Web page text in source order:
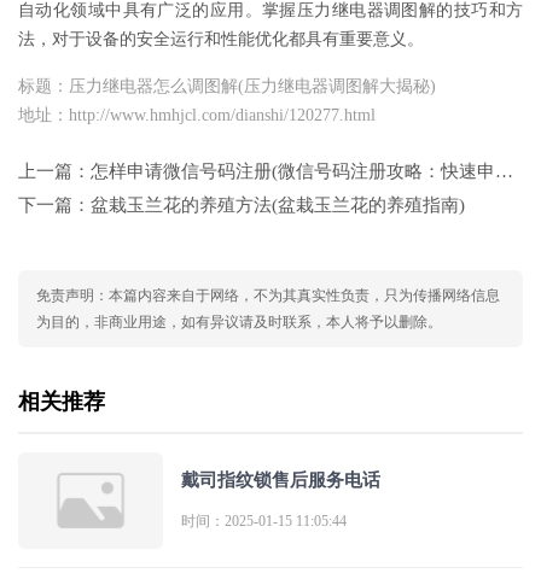
自动化领域中具有广泛的应用。掌握压力继电器调图解的技巧和方
法，对于设备的安全运行和性能优化都具有重要意义。
标题：压力继电器怎么调图解(压力继电器调图解大揭秘)
地址：http://www.hmhjcl.com/dianshi/120277.html
上一篇： 怎样申请微信号码注册(微信号码注册攻略：快速申请流程解析)
下一篇： 盆栽玉兰花的养殖方法(盆栽玉兰花的养殖指南)
免责声明：本篇内容来自于网络，不为其真实性负责，只为传播网络信息
为目的，非商业用途，如有异议请及时联系，本人将予以删除。
相关推荐
戴司指纹锁售后服务电话
时间：2025-01-15 11:05:44